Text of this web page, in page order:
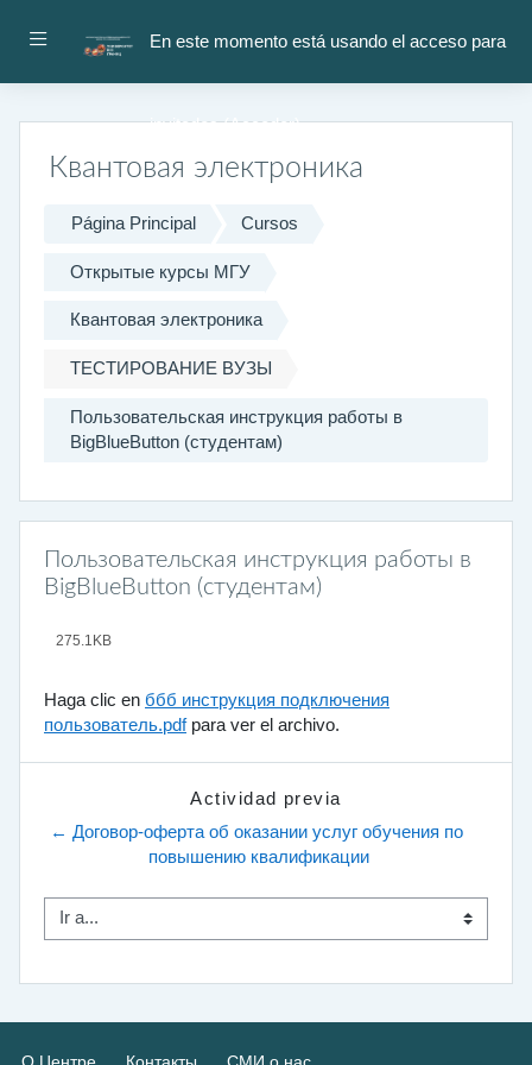
Panel lateral En este momento está usando el acceso para
invitados (Acceder)
Квантовая электроника
Página Principal Cursos
Открытые курсы МГУ
Квантовая электроника
ТЕСТИРОВАНИЕ ВУЗЫ
Пользовательская инструкция работы в
BigBlueButton (студентам)
Пользовательская инструкция работы в
BigBlueButton (студентам)
275.1KB
Haga clic en ббб инструкция подключения
пользователь.pdfpara ver el archivo.
Actividad previa
← Договор-оферта об оказании услуг обучения по
повышению квалификации
Ir a...
О Центре Контакты СМИ о нас